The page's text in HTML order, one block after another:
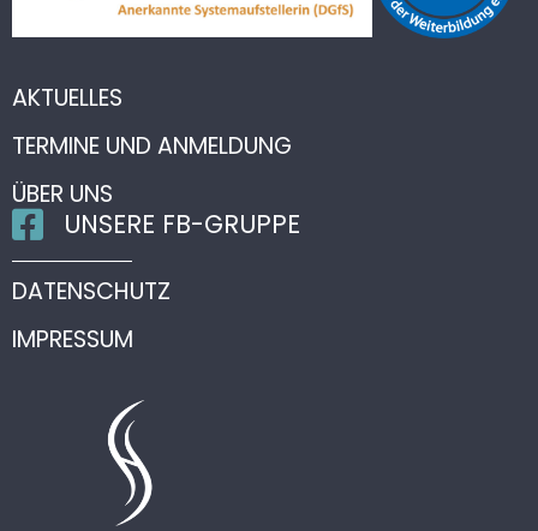
AKTUELLES
TERMINE UND ANMELDUNG
ÜBER UNS
UNSERE FB-GRUPPE
DATENSCHUTZ
IMPRESSUM